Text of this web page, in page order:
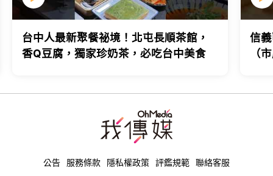
台中人最新聚餐祕境！北屯長順茶館，
香Q豆腐，獨家珍奶茶，必吃台中美食
信
（
公告 服務條款 隱私權政策 評鑑規範 聯絡客服